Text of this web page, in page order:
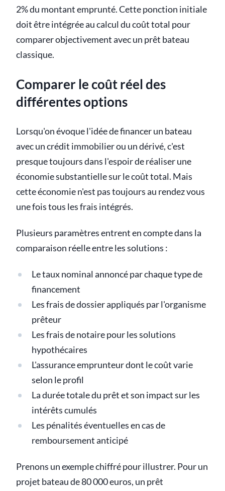
2% du montant emprunté. Cette ponction initiale
doit être intégrée au calcul du coût total pour
comparer objectivement avec un prêt bateau
classique.
Comparer le coût réel des
différentes options
Lorsqu'on évoque l'idée de financer un bateau
avec un crédit immobilier ou un dérivé, c'est
presque toujours dans l'espoir de réaliser une
économie substantielle sur le coût total. Mais
cette économie n'est pas toujours au rendez vous
une fois tous les frais intégrés.
Plusieurs paramètres entrent en compte dans la
comparaison réelle entre les solutions :
Le taux nominal annoncé par chaque type de
financement
Les frais de dossier appliqués par l'organisme
prêteur
Les frais de notaire pour les solutions
hypothécaires
L'assurance emprunteur dont le coût varie
selon le profil
La durée totale du prêt et son impact sur les
intérêts cumulés
Les pénalités éventuelles en cas de
remboursement anticipé
Prenons un exemple chiffré pour illustrer. Pour un
projet bateau de 80 000 euros, un prêt